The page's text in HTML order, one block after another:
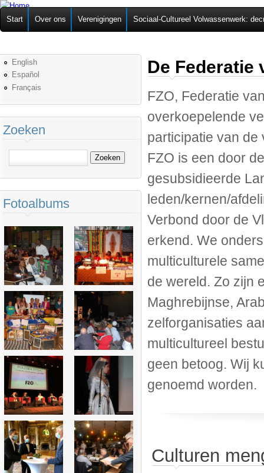
Federatie van
Zelforganisaties
Start Over ons Verenigingen Sociaal-Cultureel Volwassenwerk:
De Federatie
FZO, Federatie
overkoepelende
participatie van
FZO is een door
gesubsidieerde
leden/kernen/
Verbond door de
erkend. We
multiculturele
de wereld. Zo zijn
Maghrebijnse,
zelforganisaties
multicultureel
geen betoog. Wij
genoemd worden.
Culturen
English
Español
Français
Zoeken
Fotoalbums